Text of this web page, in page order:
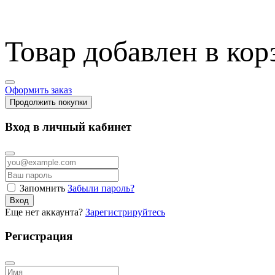
Товар добавлен в
Оформить заказ
Продолжить покупки
Вход в личный кабинет
Запомнить Забыли пароль?
Вход
Еще нет аккаунта? Зарегистрируйтесь
Регистрация